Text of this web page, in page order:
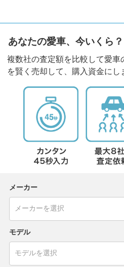
あなたの愛車、今いくら？
複数社の査定額を比較して愛
を賢く売却して、購入資金にし
メーカー
モデル